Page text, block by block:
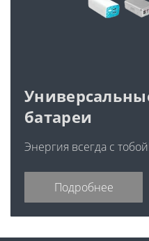
батареи
Энергия всегда с
Подробнее